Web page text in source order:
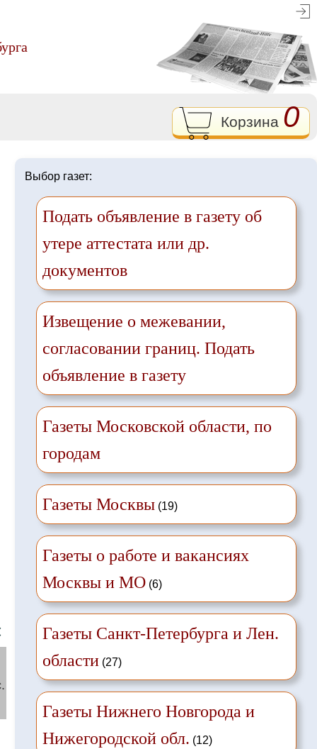
Корзина 0
Выбор газет:
Подать объявление в газету об
утере аттестата или др.
документов
Извещение о межевании,
согласовании границ. Подать
объявление в газету
Газеты Московской области, по
городам
Газеты Москвы(19)
Газеты о работе и вакансиях
Москвы и МО(6)
Газеты Санкт-Петербурга и Лен.
области(27)
Газеты Нижнего Новгорода и
Нижегородской обл. (12)